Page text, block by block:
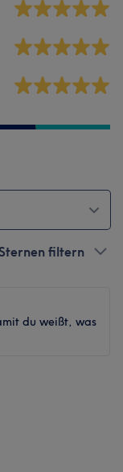
filtern
du weißt, was